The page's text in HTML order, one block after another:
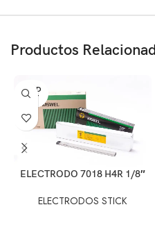
Productos
SOLD
OUT
ELECTRODO 7018 H4R 1/8″
ELECTRODOS STICK